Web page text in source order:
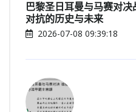
巴黎圣日耳曼与马赛对
对抗的历史与未来
2026-07-08 09:39:18